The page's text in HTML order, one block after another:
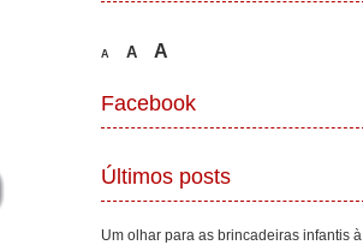
A A A
Facebook
Últimos posts
Um olhar para as brincadeiras infantis à